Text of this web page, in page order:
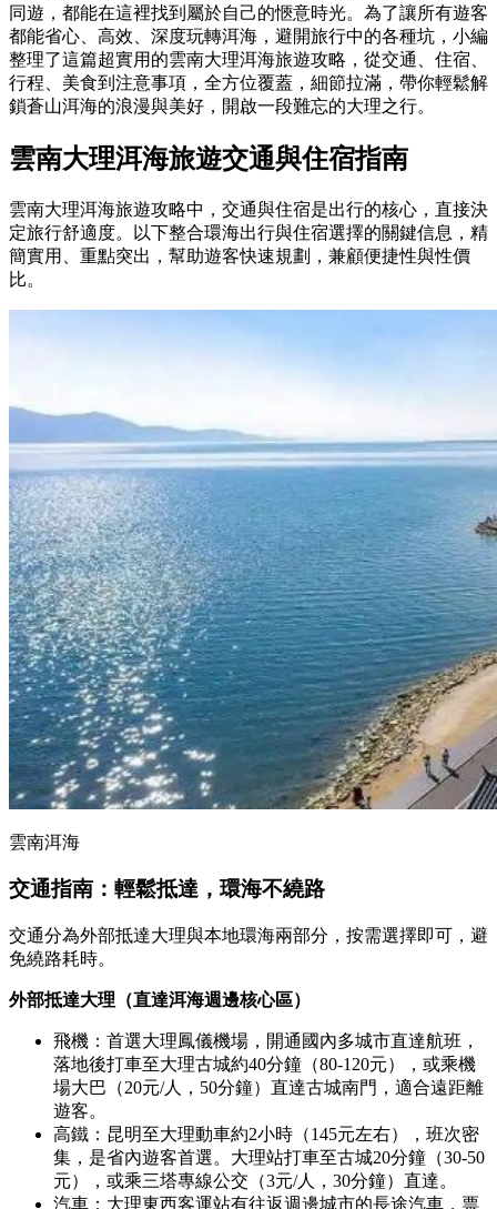
同遊，都能在這裡找到屬於自己的愜意時光。為了讓所有遊客
都能省心、高效、深度玩轉洱海，避開旅行中的各種坑，小編
整理了這篇超實用的雲南大理洱海旅遊攻略，從交通、住宿、
行程、美食到注意事項，全方位覆蓋，細節拉滿，帶你輕鬆解
鎖蒼山洱海的浪漫與美好，開啟一段難忘的大理之行。
雲南大理洱海旅遊交通與住宿指南
雲南大理洱海旅遊攻略中，交通與住宿是出行的核心，直接決
定旅行舒適度。以下整合環海出行與住宿選擇的關鍵信息，精
簡實用、重點突出，幫助遊客快速規劃，兼顧便捷性與性價
比。
雲南洱海
交通指南：輕鬆抵達，環海不繞路
交通分為外部抵達大理與本地環海兩部分，按需選擇即可，避
免繞路耗時。
外部抵達大理（直達洱海週邊核心區）
飛機：首選大理鳳儀機場，開通國內多城市直達航班，
落地後打車至大理古城約40分鐘（80-120元），或乘機
場大巴（20元/人，50分鐘）直達古城南門，適合遠距離
遊客。
高鐵：昆明至大理動車約2小時（145元左右），班次密
集，是省內遊客首選。大理站打車至古城20分鐘（30-50
元），或乘三塔專線公交（3元/人，30分鐘）直達。
汽車：大理東西客運站有往返週邊城市的長途汽車，票